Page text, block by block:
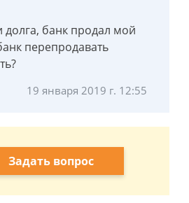
банк продал мой
перепродавать
19 января 2019 г. 12:55
Задать вопрос